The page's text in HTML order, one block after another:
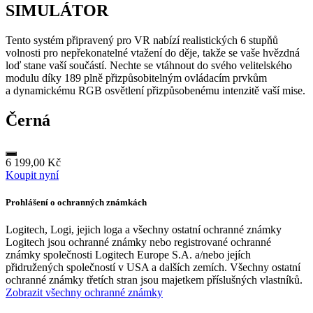
SIMULÁTOR
Tento systém připravený pro VR nabízí realistických 6 stupňů
volnosti pro nepřekonatelné vtažení do děje, takže se vaše hvězdná
loď stane vaší součástí. Nechte se vtáhnout do svého velitelského
modulu díky 189 plně přizpůsobitelným ovládacím prvkům
a dynamickému RGB osvětlení přizpůsobenému intenzitě vaší mise.
Černá
6 199,00 Kč
Koupit nyní
Prohlášení o ochranných známkách
Logitech, Logi, jejich loga a všechny ostatní ochranné známky
Logitech jsou ochranné známky nebo registrované ochranné
známky společnosti Logitech Europe S.A. a/nebo jejích
přidružených společností v USA a dalších zemích. Všechny ostatní
ochranné známky třetích stran jsou majetkem příslušných vlastníků.
Zobrazit všechny ochranné známky